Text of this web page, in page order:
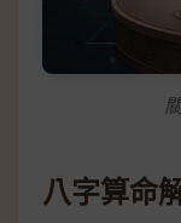
八字算命